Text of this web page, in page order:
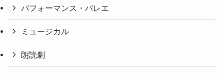
パフォーマンス・バレエ
ミュージカル
朗読劇